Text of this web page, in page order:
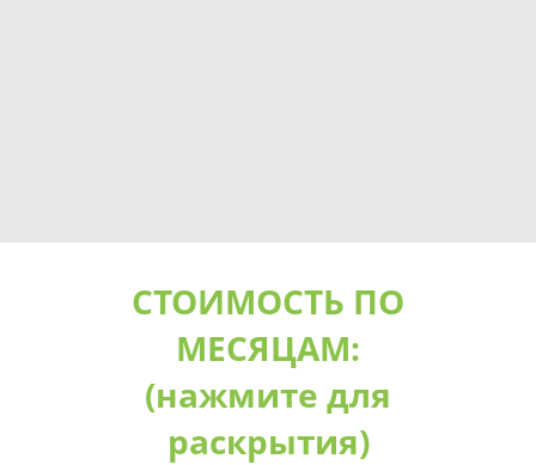
СТОИМОСТЬ ПО
МЕСЯЦАМ:
(нажмите для
раскрытия)